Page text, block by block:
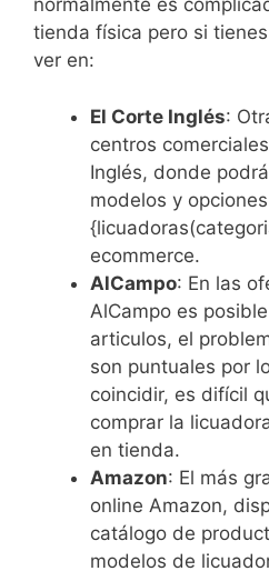
normalmente es
tienda física pero si
ver en:
El Corte Inglés:
centros
Inglés, donde
modelos y
ecommerce.
AlCampo: En las
AlCampo es
articulos, el
son puntuales por
coincidir, es difícil
comprar la
en tienda.
Amazon: El más
online Amazon,
catálogo de
modelos de